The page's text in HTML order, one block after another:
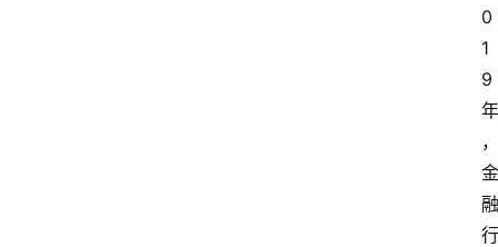
0
1
9
年
，
金
融
行